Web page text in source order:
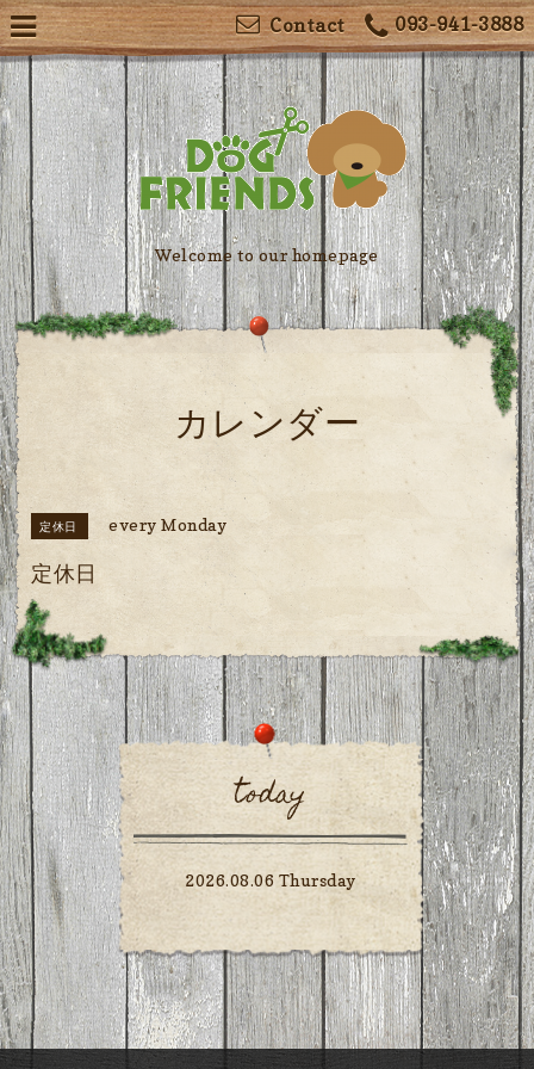
093-941-3888
Contact
Welcome to our homepage
カレンダー
定休日 every Monday
定休日
today
2026.08.06 Thursday